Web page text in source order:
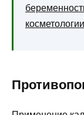
косметологии